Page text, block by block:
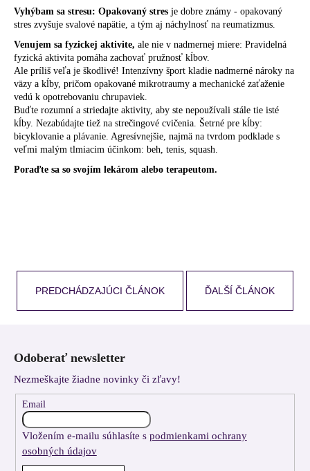
Vyhýbam sa stresu: Opakovaný stres je dobre známy - opakovaný
stres zvyšuje svalové napätie, a tým aj náchylnosť na reumatizmus.
Venujem sa fyzickej aktivite, ale nie v nadmernej miere: Pravidelná
fyzická aktivita pomáha zachovať pružnosť kĺbov.
Ale príliš veľa je škodlivé! Intenzívny šport kladie nadmerné nároky na
väzy a kĺby, pričom opakované mikrotraumy a mechanické zaťaženie
vedú k opotrebovaniu chrupaviek.
Buďte rozumní a striedajte aktivity, aby ste nepoužívali stále tie isté
kĺby. Nezabúdajte tiež na strečingové cvičenia. Šetrné pre kĺby:
bicyklovanie a plávanie. Agresívnejšie, najmä na tvrdom podklade s
veľmi malým tlmiacim účinkom: beh, tenis, squash.
Poraďte sa so svojím lekárom alebo terapeutom.
PREDCHÁDZAJÚCI ČLÁNOK ĎALŠÍ ČLÁNOK
Odoberať newsletter
Nezmeškajte žiadne novinky či zľavy!
Email
Vložením e-mailu súhlasíte s podmienkami ochrany
osobných údajov